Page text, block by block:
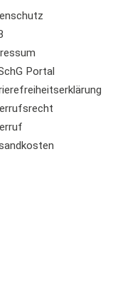
Portal